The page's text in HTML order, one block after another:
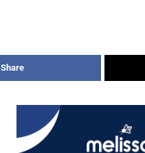
Share